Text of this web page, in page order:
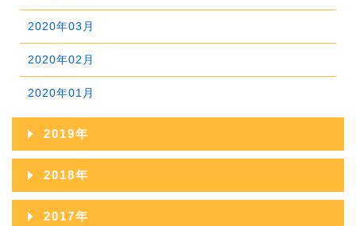
2022年01月
2020年03月
2020年02月
2020年01月
2019年
2019年12月
2019年11月
2018年
2018年12月
2017年